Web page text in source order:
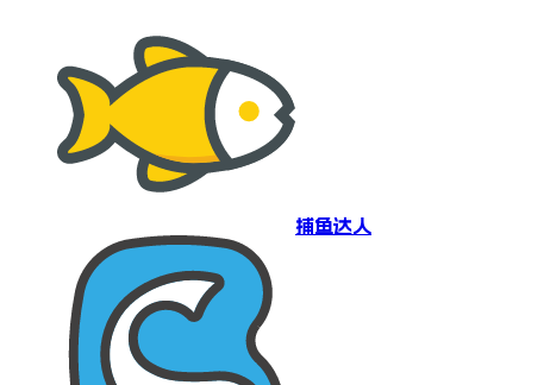
捕鱼达人